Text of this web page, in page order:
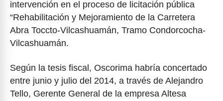
intervención en el proceso de licitación pública
“Rehabilitación y Mejoramiento de la Carretera
Abra Toccto-Vilcashuamán, Tramo Condorcocha-
Vilcashuamán.
Según la tesis fiscal, Oscorima habría concertado
entre junio y julio del 2014, a través de Alejandro
Tello, Gerente General de la empresa Altesa